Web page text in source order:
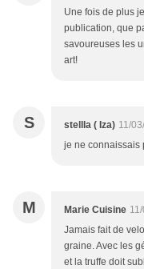
Une fois de plus
publication, que
savoureuses les
art!
S stellla ( Iza) 11/
je ne connaissais
M Marie Cuisine
Jamais fait de
graine. Avec les
et la truffe doit